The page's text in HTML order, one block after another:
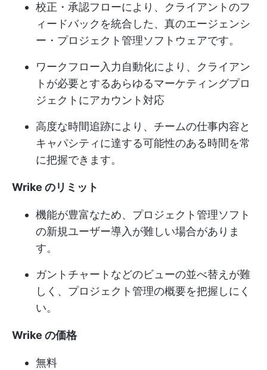
校正・承認フローにより、クライアントのフ
ィードバックを統合した、真のエージェンシ
ー・プロジェクト管理ソフトウェアです。
ワークフロー入力自動化により、クライアン
トが必要とするあらゆるマーケティングプロ
ジェクトにアカウント対応
高度な時間追跡により、チームの仕事内容と
キャパシティに達する可能性のある時間を常
に把握できます。
Wrike のリミット
機能が豊富なため、プロジェクト管理ソフト
の新規ユーザー導入が難しい場合がありま
す。
ガントチャートなどのビューの並べ替えが難
しく、プロジェクト管理の概要を把握しにく
い。
Wrike の価格
無料